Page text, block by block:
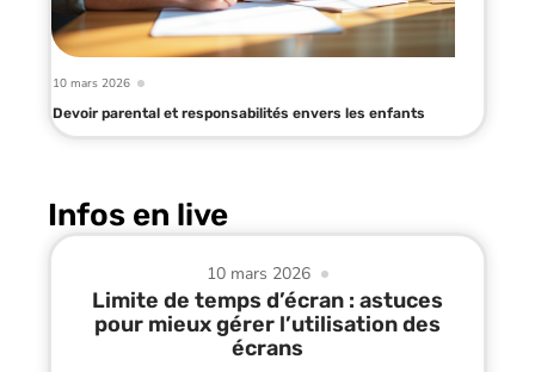
10 mars 2026
Devoir parental et responsabilités envers les enfants
Infos en live
10 mars 2026
Limite de temps d’écran : astuces
pour mieux gérer l’utilisation des
écrans